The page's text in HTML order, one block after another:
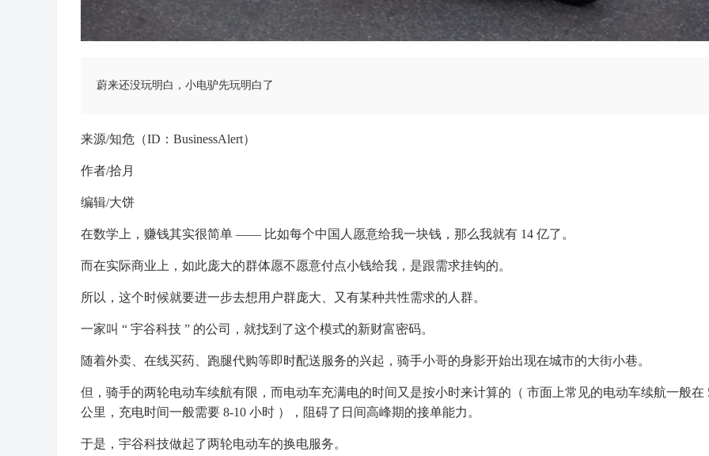
蔚来还没玩明白，小电驴先玩明白了
来源/知危（ID：BusinessAlert）
作者/拾月
编辑/大饼
在数学上，赚钱其实很简单 —— 比如每个中国人愿意给我一块钱，那么我就有 14 亿了。
而在实际商业上，如此庞大的群体愿不愿意付点小钱给我，是跟需求挂钩的。
所以，这个时候就要进一步去想用户群庞大、又有某种共性需求的人群。
一家叫 “ 宇谷科技 ” 的公司，就找到了这个模式的新财富密码。
随着外卖、在线买药、跑腿代购等即时配送服务的兴起，骑手小哥的身影开始出现在城市的大街小巷。
但，骑手的两轮电动车续航有限，而电动车充满电的时间又是按小时来计算的（ 市面上常见的电动车续航一般在
公里，充电时间一般需要 8-10 小时 ），阻碍了日间高峰期的接单能力。
于是，宇谷科技做起了两轮电动车的换电服务。